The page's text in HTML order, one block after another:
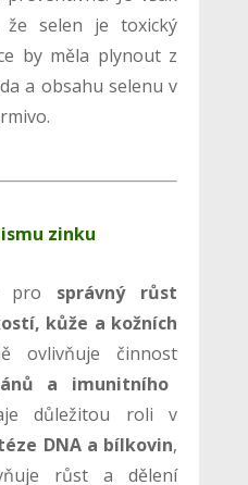
selen je toxický
by měla plynout z
a obsahu selenu v
zinku
pro správný růst
kůže a kožních
ovlivňuje činnost
a imunitního
důležitou roli v
DNA a bílkovin,
růst a dělení